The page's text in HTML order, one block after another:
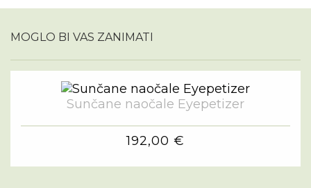
MOGLO BI VAS ZANIMATI
Sunčane naočale Eyepetizer
192,00 €